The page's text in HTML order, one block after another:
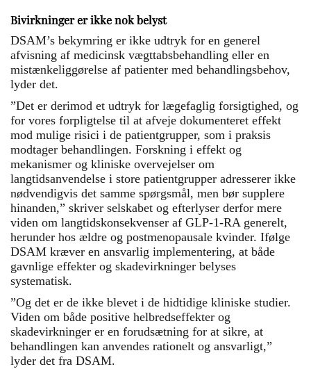
Bivirkninger er ikke nok belyst
DSAM’s bekymring er ikke udtryk for en generel
afvisning af medicinsk vægttabsbehandling eller en
mistænkeliggørelse af patienter med behandlingsbehov,
lyder det.
”Det er derimod et udtryk for lægefaglig forsigtighed, og
for vores forpligtelse til at afveje dokumenteret effekt
mod mulige risici i de patientgrupper, som i praksis
modtager behandlingen. Forskning i effekt og
mekanismer og kliniske overvejelser om
langtidsanvendelse i store patientgrupper adresserer ikke
nødvendigvis det samme spørgsmål, men bør supplere
hinanden,” skriver selskabet og efterlyser derfor mere
viden om langtidskonsekvenser af GLP-1-RA generelt,
herunder hos ældre og postmenopausale kvinder. Ifølge
DSAM kræver en ansvarlig implementering, at både
gavnlige effekter og skadevirkninger belyses
systematisk.
”Og det er de ikke blevet i de hidtidige kliniske studier.
Viden om både positive helbredseffekter og
skadevirkninger er en forudsætning for at sikre, at
behandlingen kan anvendes rationelt og ansvarligt,”
lyder det fra DSAM.